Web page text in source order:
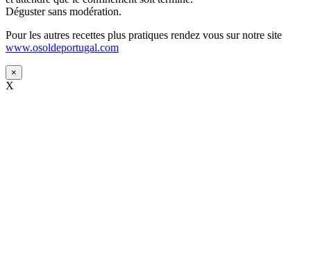
Déguster sans modération.
Pour les autres recettes plus pratiques rendez vous sur notre site
www.osoldeportugal.com
×
X